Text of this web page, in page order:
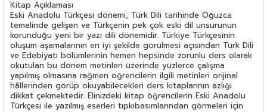
Kitap Açıklaması
Eski Anadolu Türkçesi dönemi; Türk Dili tarihinde Oğuzca
temelinde gelişen ve Türkçenin pek çok eski dil unsurunun
korunduğu yeni bir yazı dili dönemidir. Türkiye Türkçesinin
oluşum aşamalarının en iyi şekilde görülmesi açısından Türk Dili
ve Edebiyatı bölümlerinin hemen hepsinde zorunlu ders olarak
okutulan bu dönem metinleri üzerinde yüzlerce çalışma
yapılmış olmasına rağmen öğrencilerin ilgili metinleri orijinal
hâllerinden görüp okuyabilecekleri ders kitaplarının azlığı
dikkat çekmektedir. Elinizdeki kitap öğrencilerin Eski Anadolu
Türkçesi ile yazılmış eserleri tıpkıbasımlarından görmeleri için